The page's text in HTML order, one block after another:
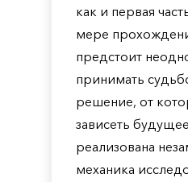
как и первая
мере
предстоит
принимать
решение, от
зависеть
реализована
механика